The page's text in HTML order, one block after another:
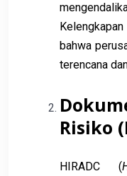
bahwa
terencana
Risiko
HIRADC (